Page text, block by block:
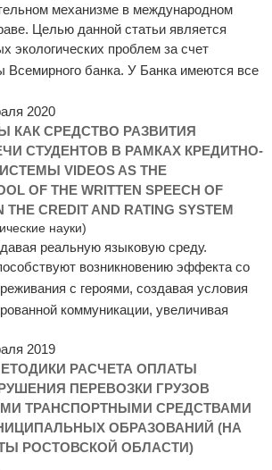
механизме в международном
Целью данной статьи является
экологических проблем за счет
Всемирного банка. У Банка имеются все
2020
КАК СРЕДСТВО РАЗВИТИЯ
СТУДЕНТОВ В РАМКАХ КРЕДИТНО-
VIDEOS AS THE
OF THE WRITTEN SPEECH OF
THE CREDIT AND RATING SYSTEM
науки)
реальную языковую среду.
возникновению эффекта со
с героями, создавая условия
коммуникации, увеличивая
2019
РАСЧЕТА ОПЛАТЫ
ПЕРЕВОЗКИ ГРУЗОВ
ТРАНСПОРТНЫМИ СРЕДСТВАМИ
ОБРАЗОВАНИЙ (НА
РОСТОВСКОЙ ОБЛАСТИ)